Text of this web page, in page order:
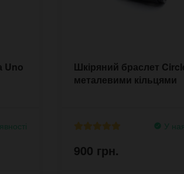
Uno
Шкіряний браслет
металевими кільцями
У
900 грн.